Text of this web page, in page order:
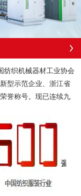
纺织机械器材工业协会
型示范企业、浙江省
誉称号。现已连续九